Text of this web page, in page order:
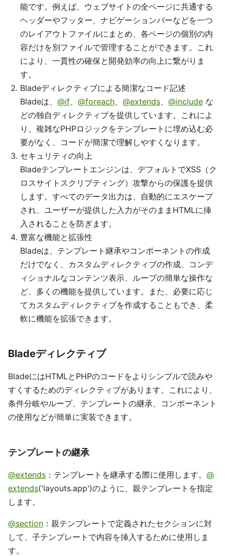
能です。例えば、ウェブサイトの全ページに共通する
ヘッダーやフッター、ナビゲーションバーなどを一つ
のレイアウトファイルにまとめ、各ページの個別の内
容だけを別ファイルで管理することができます。これ
により、一貫性の確保と開発効率の向上に繋がりま
す。
Bladeディレクティブによる簡潔なコード記述
Bladeは、 @if、 @foreach、 @extends、 @include な
どの独自ディレクティブを提供しています。これによ
り、複雑なPHPロジックをテンプレートに埋め込む必
要がなく、コードが簡潔で理解しやすくなります。
セキュリティの向上
Bladeテンプレートエンジンは、デフォルトでXSS（ク
ロスサイトスクリプティング）攻撃からの保護を提供
します。すべてのデータ出力は、自動的にエスケープ
され、ユーザーが提供した入力がそのままHTMLに挿
入されることを防ぎます。
豊富な機能と拡張性
Bladeは、テンプレート継承やコンポーネントの作成
だけでなく、カスタムディレクティブの作成、コンデ
ィショナルなコンテンツ表示、ループの簡単な操作な
ど、多くの機能を提供しています。また、必要に応じ
てカスタムディレクティブを作成することもでき、柔
軟に機能を拡張できます。
Bladeディレクティブ
BladeにはHTMLとPHPのコードをよりシンプルで読みや
すくするためのディレクティブがあります。これにより、
条件分岐やループ、テンプレートの継承、コンポーネント
の使用などが簡単に実装できます。
テンプレートの継承
@extends ：テンプレートを継承する際に使用します。 @
extends('layouts.app')のように、親テンプレートを指定
します。
@section ：親テンプレートで定義されたセクションに対
して、子テンプレートで内容を挿入するために使用しま
す。